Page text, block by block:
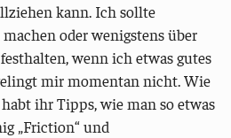
kann. Ich sollte
oder wenigstens über
wenn ich etwas gutes
mir momentan nicht. Wie
ihr Tipps, wie man so etwas
„Friction“ und